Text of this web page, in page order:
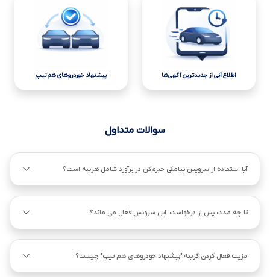
اطلاع آنی از جدیدترین آگهی‌ها پیشنهاد خوردروهای هم تیپ
سوالات متداول
آیا استفاده از سرویس پیامکی خبرم‌کن در برآورد شامل هزینه است؟
تا چه مدت پس از درخواست، این سرویس فعال می ماند؟
مزیت فعال کردن گزینه "پیشنهاد خودروهای هم ‌تیپ" چیست؟